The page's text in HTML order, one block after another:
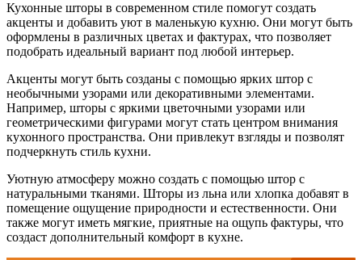
Кухонные шторы в современном стиле помогут создать
акценты и добавить уют в маленькую кухню. Они могут быть
оформлены в различных цветах и фактурах, что позволяет
подобрать идеальный вариант под любой интерьер.
Акценты могут быть созданы с помощью ярких штор с
необычными узорами или декоративными элементами.
Например, шторы с яркими цветочными узорами или
геометрическими фигурами могут стать центром внимания
кухонного пространства. Они привлекут взгляды и позволят
подчеркнуть стиль кухни.
Уютную атмосферу можно создать с помощью штор с
натуральными тканями. Шторы из льна или хлопка добавят в
помещение ощущение природности и естественности. Они
также могут иметь мягкие, приятные на ощупь фактуры, что
создаст дополнительный комфорт в кухне.